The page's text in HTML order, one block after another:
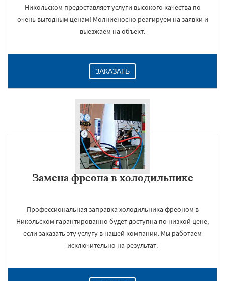
Никольском предоставляет услуги высокого качества по
очень выгодным ценам! Молниеносно реагируем на заявки и
выезжаем на объект.
ЗАКАЗАТЬ
Замена фреона в холодильнике
Профессиональная заправка холодильника фреоном в
Никольском гарантированно будет доступна по низкой цене,
если заказать эту услугу в нашей компании. Мы работаем
исключительно на результат.